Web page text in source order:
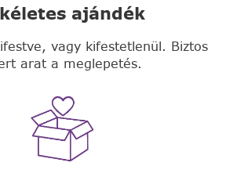
ajándék
vagy kifestetlenül. Biztos
arat a meglepetés.